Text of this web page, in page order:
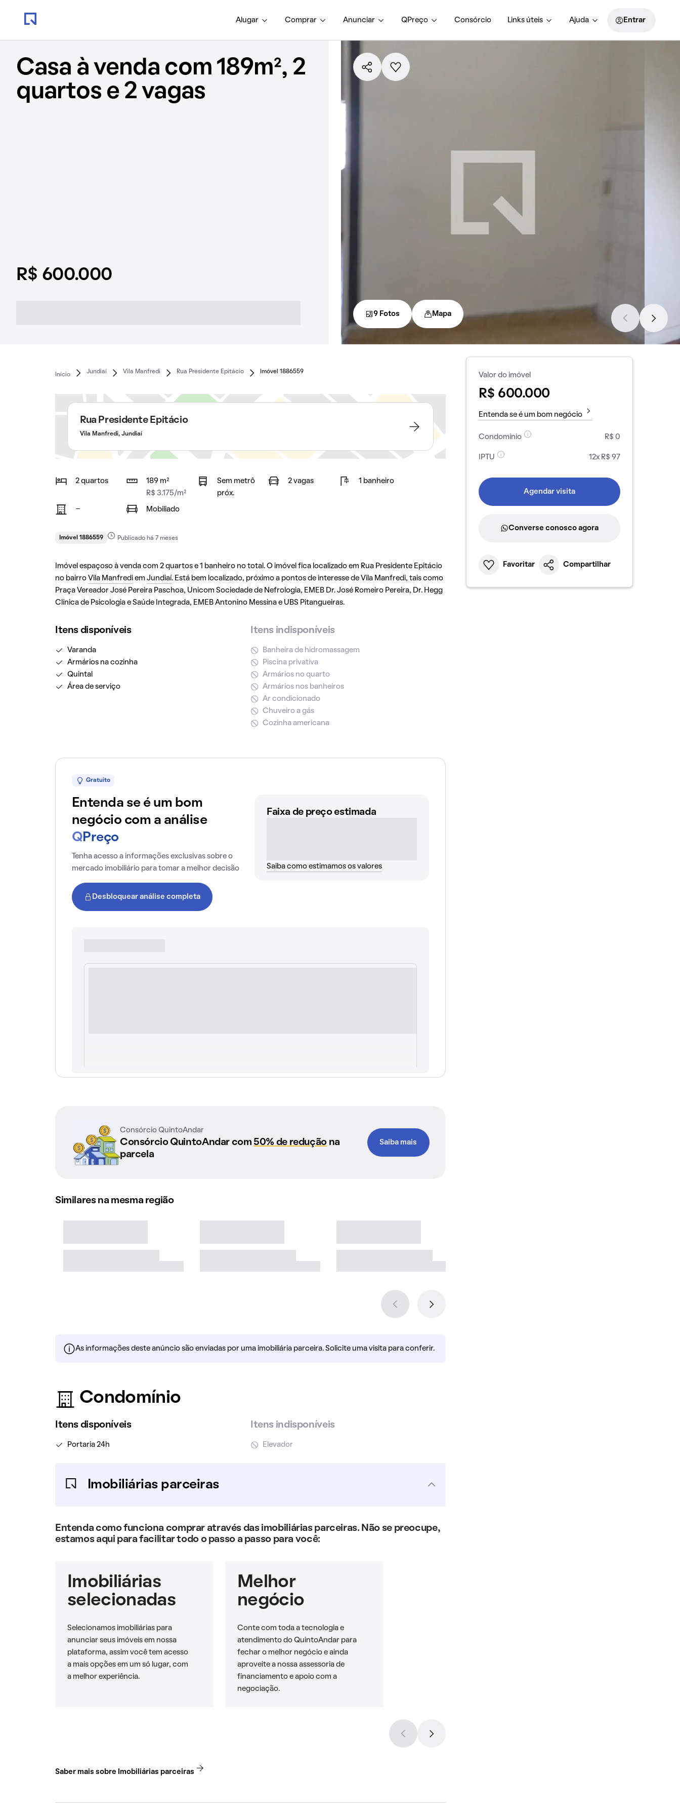
Alugar Comprar Anunciar QPreço Consórcio Links úteis Ajuda Entrar
Casa à venda com 189m², 2
quartos e 2 vagas
R$ 600.000
9 Fotos Mapa
Início
Jundiaí Vila Manfredi Rua Presidente Epitácio Imóvel 1886559
Rua Presidente Epitácio
Vila Manfredi, Jundiaí
2 quartos
189 m²
R$ 3.175/m²
Sem metrô
próx.
2 vagas 1 banheiro
- Mobiliado
Imóvel 1886559 Publicado há 7 meses
Imóvel espaçoso à venda com 2 quartos e 1 banheiro no total. O imóvel fica localizado em Rua Presidente Epitácio
no bairro Vila Manfrediem Jundiaí. Está bem localizado, próximo a pontos de interesse de Vila Manfredi, tais como
Praça Vereador José Pereira Paschoa, Unicom Sociedade de Nefrologia, EMEB Dr. José Romeiro Pereira, Dr. Hegg
Clínica de Psicologia e Saúde Integrada, EMEB Antonino Messina e UBS Pitangueiras.
Itens disponíveis
Varanda
Armários na cozinha
Quintal
Área de serviço
Itens indisponíveis
Banheira de hidromassagem
Piscina privativa
Armários no quarto
Armários nos banheiros
Ar condicionado
Chuveiro a gás
Cozinha americana
Gratuito
Entenda se é um bom
negócio com a análise
Q Preço
Tenha acesso a informações exclusivas sobre o
mercado imobiliário para tomar a melhor decisão
Desbloquear análise completa
Faixa de preço estimada
Saiba como estimamos os valores
Consórcio QuintoAndar
Consórcio QuintoAndar com 50% de reduçãona
parcela
Saiba mais
Similares na mesma região
As informações deste anúncio são enviadas por uma imobiliária parceira. Solicite uma visita para conferir.
Condomínio
Itens disponíveis
Portaria 24h
Itens indisponíveis
Elevador
Imobiliárias parceiras
Entenda como funciona comprar através das imobiliárias parceiras. Não se preocupe,
estamos aqui para facilitar todo o passo a passo para você:
Imobiliárias
selecionadas
Selecionamos imobiliárias para
anunciar seus imóveis em nossa
plataforma, assim você tem acesso
a mais opções em um só lugar, com
a melhor experiência.
Melhor
negócio
Conte com toda a tecnologia e
atendimento do QuintoAndar para
fechar o melhor negócio e ainda
aproveite a nossa assessoria de
financiamento e apoio com a
negociação.
Saber mais sobre Imobiliárias parceiras
Valor do imóvel
R$ 600.000
Entenda se é um bom negócio
Condomínio R$ 0
IPTU 12x R$ 97
Agendar visita
Converse conosco agora
Favoritar Compartilhar